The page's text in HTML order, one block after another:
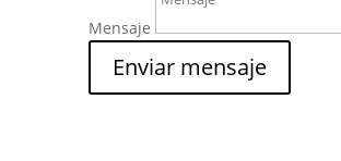
Mensaje
Enviar mensaje